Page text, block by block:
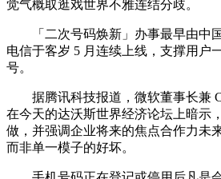
觉气概取逛戏世界不雅连结分歧。
「二次号码焕新」办事最早由中
电信于客岁 5 月连续上线，支撑用户
号。
据腾讯科技报道，微软董事长兼
在今天的达沃斯世界经济论坛上暗示
做，并强调企业将来的焦点合作力未
而非单一模子的好坏。